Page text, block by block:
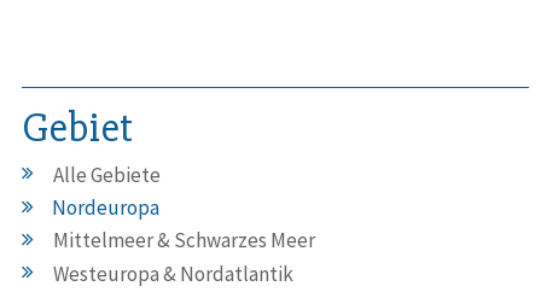
Gebiet
Alle Gebiete
Nordeuropa
Mittelmeer & Schwarzes Meer
Westeuropa & Nordatlantik